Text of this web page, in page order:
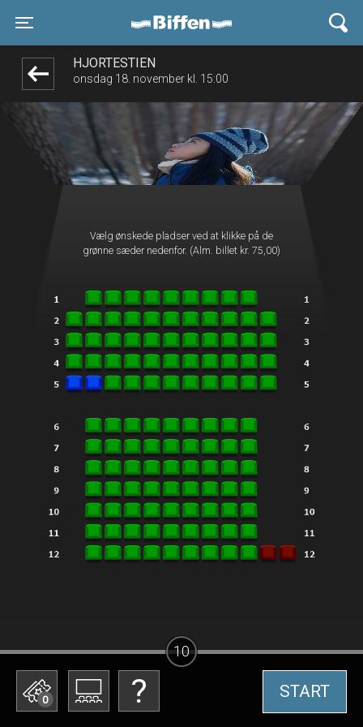
Biffen Odder
HJORTESTIEN
onsdag 18. november kl. 15:00
Vælg ønskede pladser ved at klikke på de
grønne sæder nedenfor. (Alm. billet kr. 75,00)
0 START
10
front05-temp 110044